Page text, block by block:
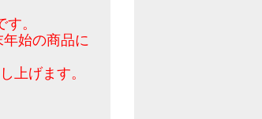
。
始の商品に
上げます。